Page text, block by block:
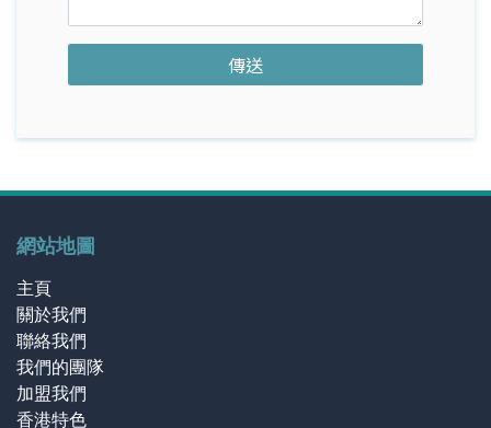
網站地圖
主頁
關於我們
聯絡我們
我們的團隊
加盟我們
香港特色